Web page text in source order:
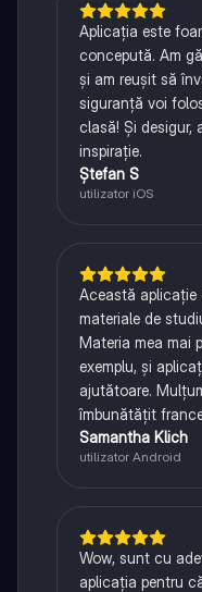
Aplicația este
concepută. Am
și am reușit să
siguranță voi
clasă! Și desigur,
inspirație.
Ștefan S
utilizator iOS
Această aplicație
materiale de
Materia mea mai
exemplu, și
ajutătoare.
îmbunătățit
Samantha Klich
utilizator Android
Wow, sunt cu
aplicația pentru